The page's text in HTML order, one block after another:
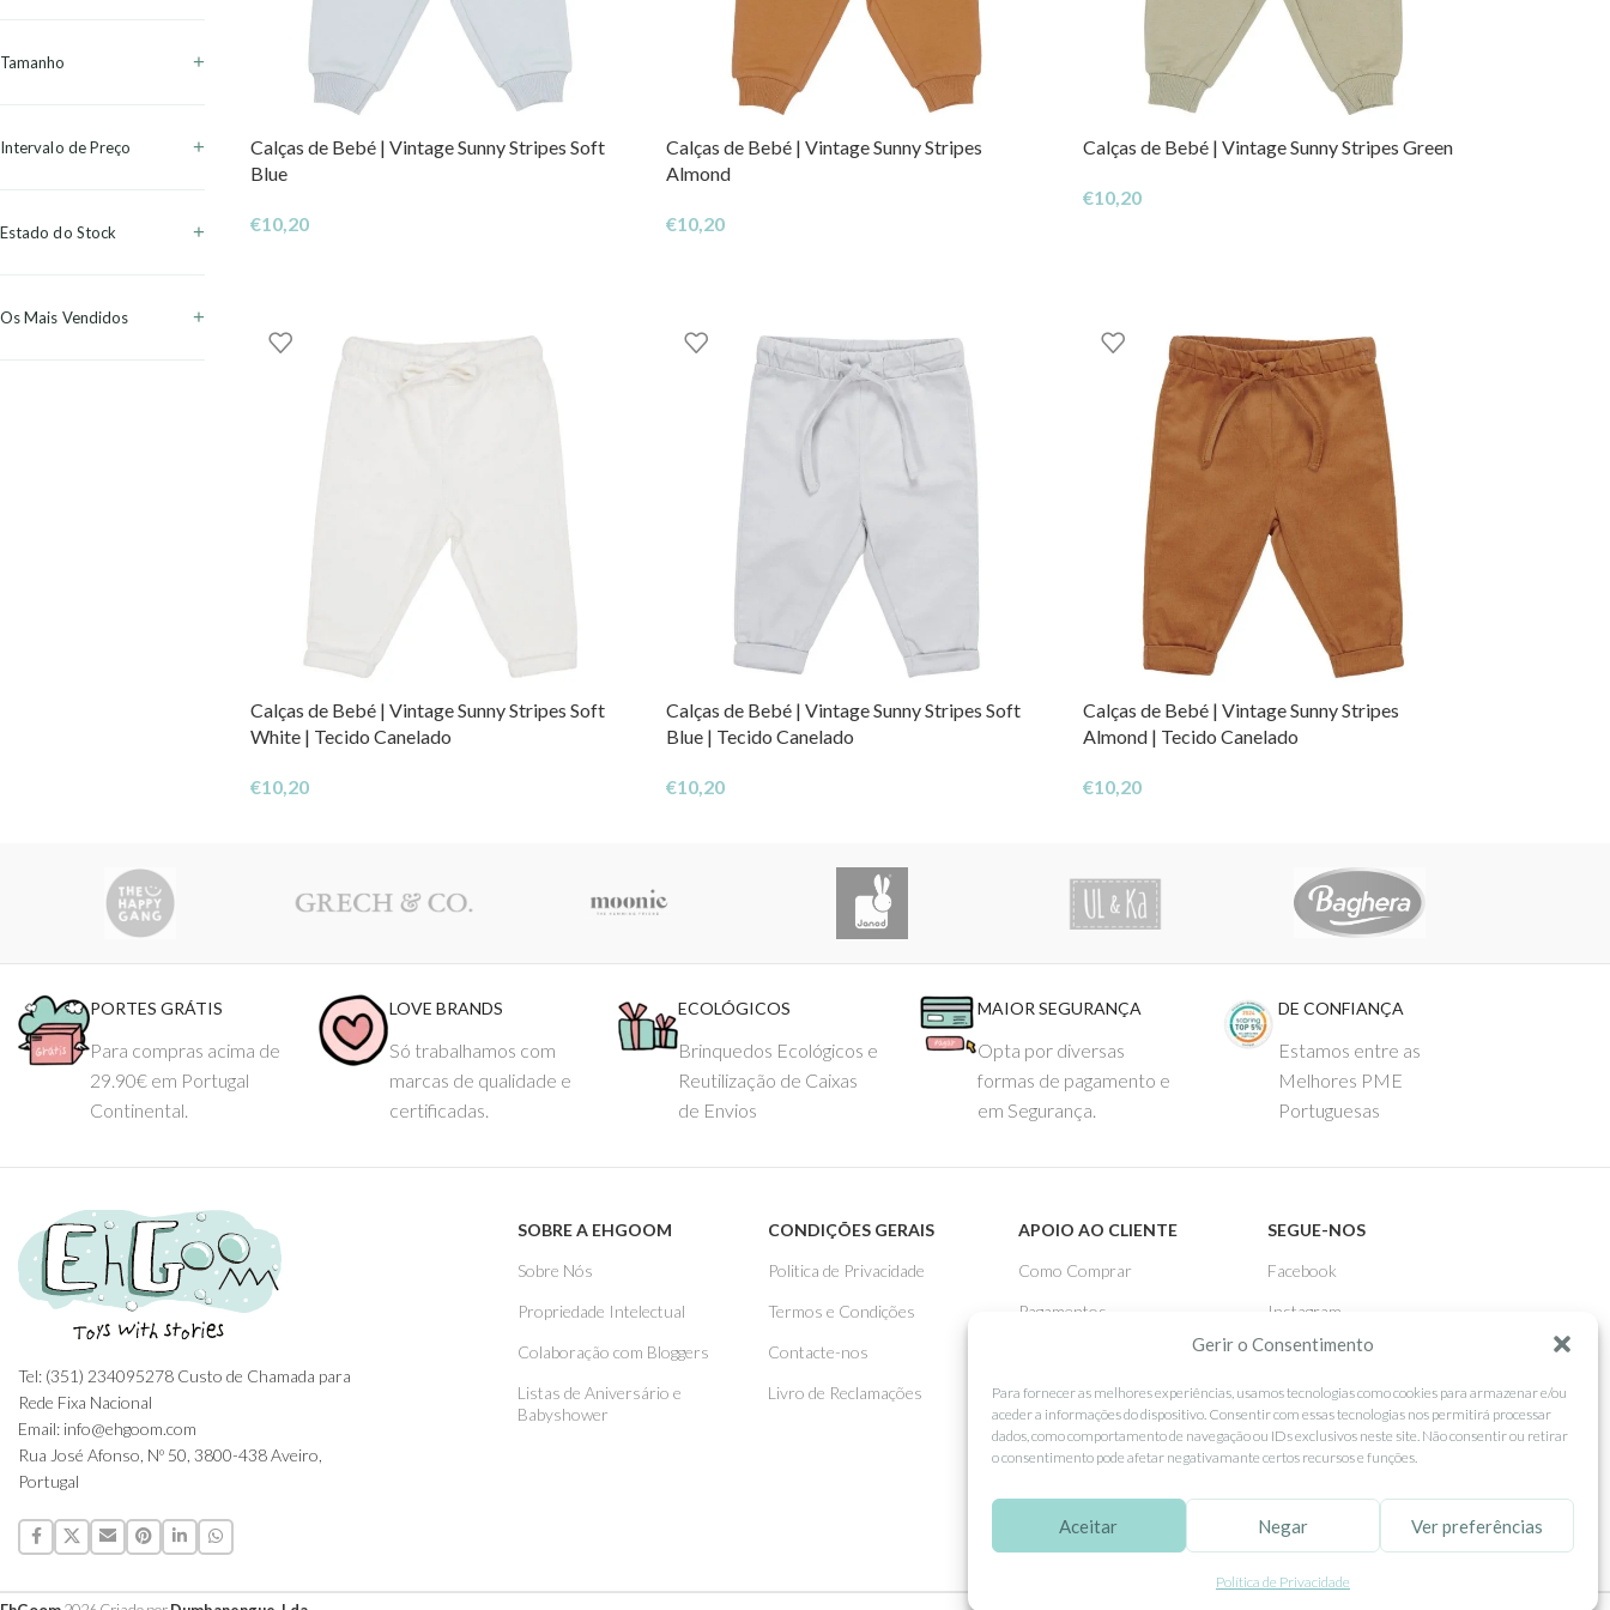
Gerir o Consentimento
Para fornecer as melhores experiências, usamos tecnologias como cookies para armazenar e/ou
aceder a informações do dispositivo. Consentir com essas tecnologias nos permitirá processar
dados, como comportamento de navegação ou IDs exclusivos neste site. Não consentir ou retirar
o consentimento pode afetar negativamante certos recursos e funções.
Aceitar Negar Ver preferências
Política de Privacidade
Tamanho
Intervalo de Preço
Estado do Stock
Os Mais Vendidos
Calças de Bebé | Vintage Sunny Stripes Soft
Blue
€10,20
Calças de Bebé | Vintage Sunny Stripes
Almond
€10,20
Calças de Bebé | Vintage Sunny Stripes Green
€10,20
Calças de Bebé | Vintage Sunny Stripes Soft
White | Tecido Canelado
€10,20
Calças de Bebé | Vintage Sunny Stripes Soft
Blue | Tecido Canelado
€10,20
Calças de Bebé | Vintage Sunny Stripes
Almond | Tecido Canelado
€10,20
PORTES GRÁTIS
Para compras acima de
29.90€ em Portugal
Continental.
LOVE BRANDS
Só trabalhamos com
marcas de qualidade e
certificadas.
ECOLÓGICOS
Brinquedos Ecológicos e
Reutilização de Caixas
de Envios
MAIOR SEGURANÇA
Opta por diversas
formas de pagamento e
em Segurança.
DE CONFIANÇA
Estamos entre as
Melhores PME
Portuguesas
Tel: (351) 234095278 Custo de Chamada para
Rede Fixa Nacional
Email: info@ehgoom.com
Rua José Afonso, Nº 50, 3800-438 Aveiro,
Portugal
SOBRE A EHGOOM
Sobre Nós
Propriedade Intelectual
Colaboração com Bloggers
Listas de Aniversário e
Babyshower
CONDIÇÕES GERAIS
Politica de Privacidade
Termos e Condições
Contacte-nos
Livro de Reclamações
APOIO AO CLIENTE
Como Comprar
Pagamentos
Trocas e Devoluções
SEGUE-NOS
Facebook
Instagram
Pinterest
X
Linkedin